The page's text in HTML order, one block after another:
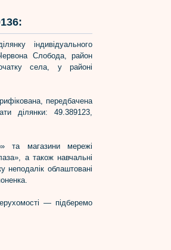
індивідуального
Слобода, район
села, у районі
передбачена
ділянки: 49.389123,
та магазини мережі
а також навчальні
неподалік облаштовані
— підберемо